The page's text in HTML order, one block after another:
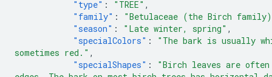
"type" : "TREE" ,
"family" :
"Betulaceae (the Birch
"season" : "Late winter, spring" ,
"specialColors" :
"The bark is usually
sometimes red." ,
"specialShapes" :
"Birch leaves are